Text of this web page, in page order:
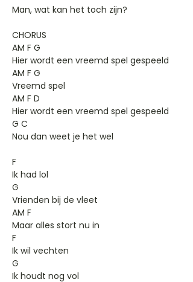
Man, wat kan het toch zijn?
CHORUS
AM F G
Hier wordt een vreemd spel gespeeld
AM F G
Vreemd spel
AM F D
Hier wordt een vreemd spel gespeeld
G C
Nou dan weet je het wel
F
Ik had lol
G
Vrienden bij de vleet
AM F
Maar alles stort nu in
F
Ik wil vechten
G
Ik houdt nog vol